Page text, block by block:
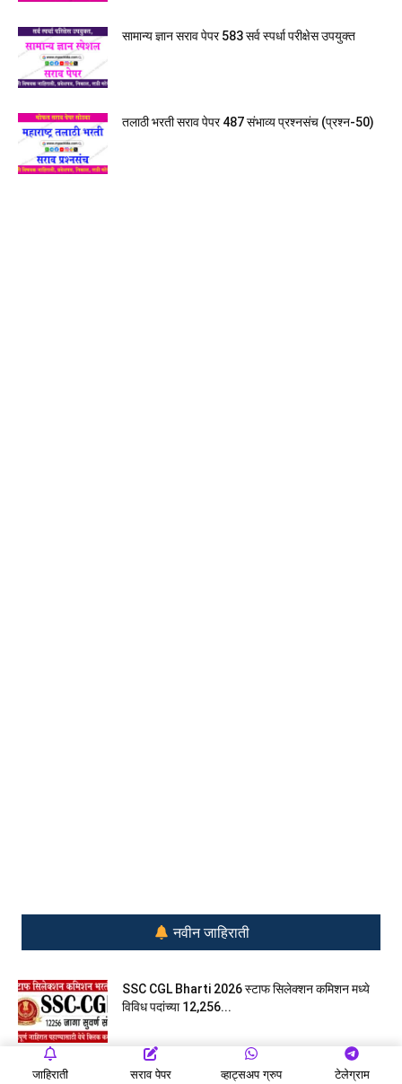
सामान्य ज्ञान सराव पेपर 583 सर्व स्पर्धा परीक्षेस उपयुक्त
तलाठी भरती सराव पेपर 487 संभाव्य प्रश्नसंच (प्रश्न-50)
नवीन जाहिराती
SSC CGL Bharti 2026 स्टाफ सिलेक्शन कमिशन मध्ये
विविध पदांच्या 12,256...
नवीन पोलीस भरती 2026-27 लवकरच! संवर्गातील रिक्त
जाहिराती सराव पेपर व्हाट्सअप ग्रुप टेलेग्राम